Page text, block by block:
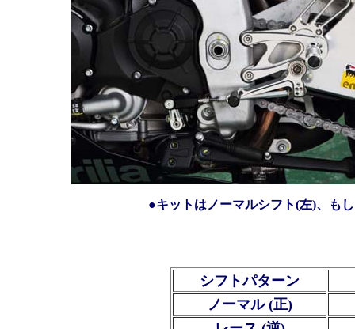
●キットはノーマルシフト(左)、も
シフトパターン
ノーマル (正)